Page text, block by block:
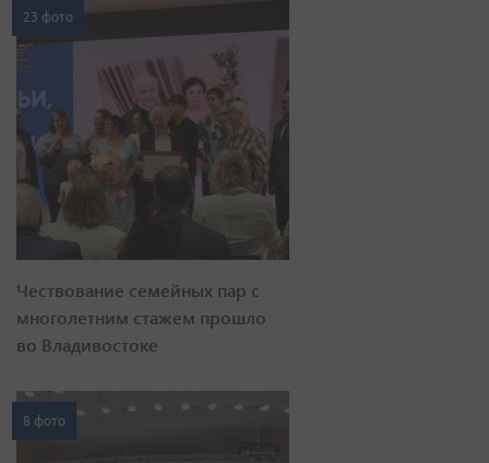
23 фото
Чествование семейных пар с
многолетним стажем прошло
во Владивостоке
8 фото